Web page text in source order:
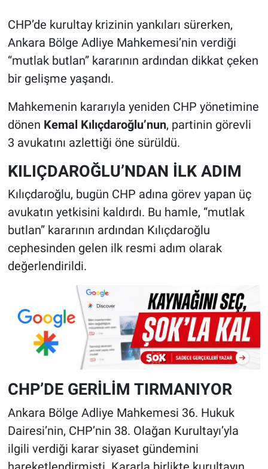
CHP’de kurultay krizinin yankıları sürerken,
Ankara Bölge Adliye Mahkemesi’nin verdiği
“mutlak butlan” kararının ardından dikkat çeken
bir gelişme yaşandı.
Mahkemenin kararıyla yeniden CHP yönetimine
dönen Kemal Kılıçdaroğlu’nun, partinin görevli
3 avukatını azlettiği öne sürüldü.
KILIÇDAROĞLU’NDAN İLK ADIM
Kılıçdaroğlu, bugün CHP adına görev yapan üç
avukatın yetkisini kaldırdı. Bu hamle, “mutlak
butlan” kararının ardından Kılıçdaroğlu
cephesinden gelen ilk resmi adım olarak
değerlendirildi.
CHP’DE GERİLİM TIRMANIYOR
Ankara Bölge Adliye Mahkemesi 36. Hukuk
Dairesi’nin, CHP’nin 38. Olağan Kurultayı’yla
ilgili verdiği karar siyaset gündemini